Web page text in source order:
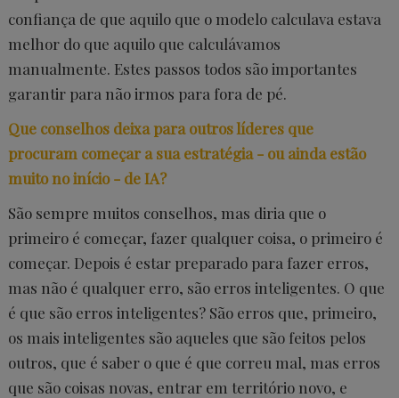
confiança de que aquilo que o modelo calculava estava
melhor do que aquilo que calculávamos
manualmente. Estes passos todos são importantes
garantir para não irmos para fora de pé.
Que conselhos deixa para outros líderes que
procuram começar a sua estratégia - ou ainda estão
muito no início - de IA?
São sempre muitos conselhos, mas diria que o
primeiro é começar, fazer qualquer coisa, o primeiro é
começar. Depois é estar preparado para fazer erros,
mas não é qualquer erro, são erros inteligentes. O que
é que são erros inteligentes? São erros que, primeiro,
os mais inteligentes são aqueles que são feitos pelos
outros, que é saber o que é que correu mal, mas erros
que são coisas novas, entrar em território novo, e